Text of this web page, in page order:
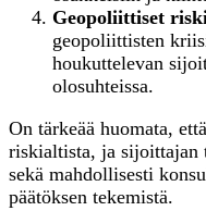
Geopoliittiset
geopoliittisten
houkuttelevan
olosuhteissa.
On tärkeää huomata,
riskialtista, ja sijoittajan
sekä mahdollisesti
päätöksen tekemistä.